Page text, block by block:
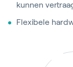
kunnen
Flexibele